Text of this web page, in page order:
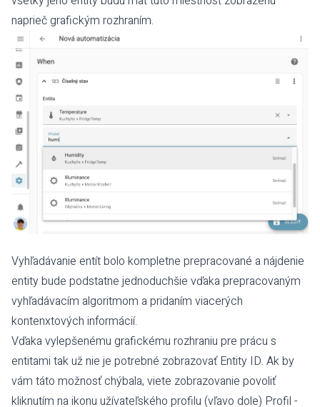
naprieč grafickým rozhraním.
Vyhľadávanie entít bolo kompletne prepracované a nájdenie
entity bude podstatne jednoduchšie vďaka prepracovaným
vyhľadávacím algoritmom a pridaním viacerých
kontenxtových informácií.
Vďaka vylepšenému grafickému rozhraniu pre prácu s
entitami tak už nie je potrebné zobrazovať Entity ID. Ak by
vám táto možnosť chýbala, viete zobrazovanie povoliť
kliknutím na ikonu užívateľského profilu (vľavo dole) Profil -